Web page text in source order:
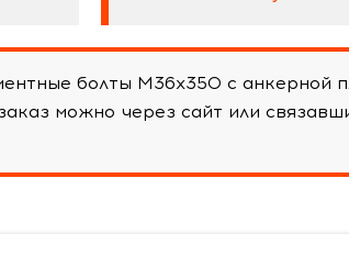
болты М36х350 с анкерной
можно через сайт или